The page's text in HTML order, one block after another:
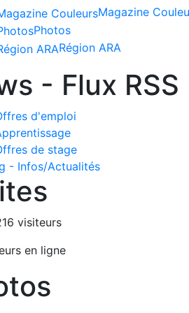
Magazine
Photos
Région ARA
- Flux RSS
d'emploi
de stage
- Infos/Actualités
visiteurs
en ligne